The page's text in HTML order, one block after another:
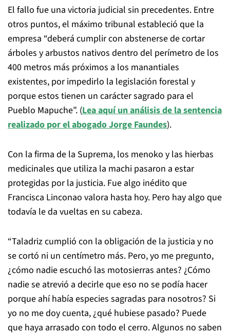
El fallo fue una victoria judicial sin precedentes. Entre
otros puntos, el máximo tribunal estableció que la
empresa “deberá cumplir con abstenerse de cortar
árboles y arbustos nativos dentro del perímetro de los
400 metros más próximos a los manantiales
existentes, por impedirlo la legislación forestal y
porque estos tienen un carácter sagrado para el
Pueblo Mapuche”. (Lea aquí un análisis de la sentencia
realizado por el abogado Jorge Faundes).
Con la firma de la Suprema, los menoko y las hierbas
medicinales que utiliza la machi pasaron a estar
protegidas por la justicia. Fue algo inédito que
Francisca Linconao valora hasta hoy. Pero hay algo que
todavía le da vueltas en su cabeza.
“Taladriz cumplió con la obligación de la justicia y no
se cortó ni un centímetro más. Pero, yo me pregunto,
¿cómo nadie escuchó las motosierras antes? ¿Cómo
nadie se atrevió a decirle que eso no se podía hacer
porque ahí había especies sagradas para nosotros? Si
yo no me doy cuenta, ¿qué hubiese pasado? Puede
que haya arrasado con todo el cerro. Algunos no saben